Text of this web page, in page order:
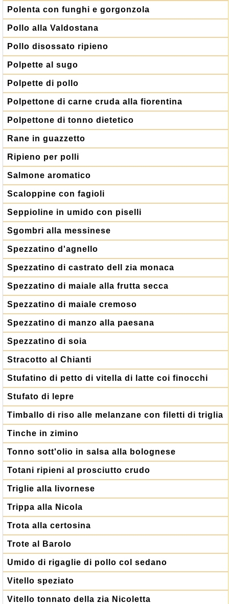
Polenta con funghi e gorgonzola
Pollo alla Valdostana
Pollo disossato ripieno
Polpette al sugo
Polpette di pollo
Polpettone di carne cruda alla fiorentina
Polpettone di tonno dietetico
Rane in guazzetto
Ripieno per polli
Salmone aromatico
Scaloppine con fagioli
Seppioline in umido con piselli
Sgombri alla messinese
Spezzatino d'agnello
Spezzatino di castrato dell zia monaca
Spezzatino di maiale alla frutta secca
Spezzatino di maiale cremoso
Spezzatino di manzo alla paesana
Spezzatino di soia
Stracotto al Chianti
Stufatino di petto di vitella di latte coi finocchi
Stufato di lepre
Timballo di riso alle melanzane con filetti di triglia
Tinche in zimino
Tonno sott'olio in salsa alla bolognese
Totani ripieni al prosciutto crudo
Triglie alla livornese
Trippa alla Nicola
Trota alla certosina
Trote al Barolo
Umido di rigaglie di pollo col sedano
Vitello speziato
Vitello tonnato della zia Nicoletta